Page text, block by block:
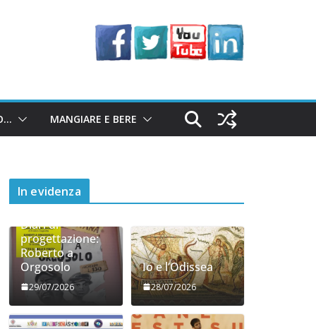
MANGIARE E BERE
In evidenza
Diari di
progettazione:
Roberto a
Orgosolo
29/07/2026
Io e l’Odissea
28/07/2026